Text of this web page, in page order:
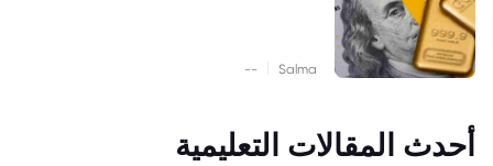
Salma
--
أحدث المقالات التعليمية